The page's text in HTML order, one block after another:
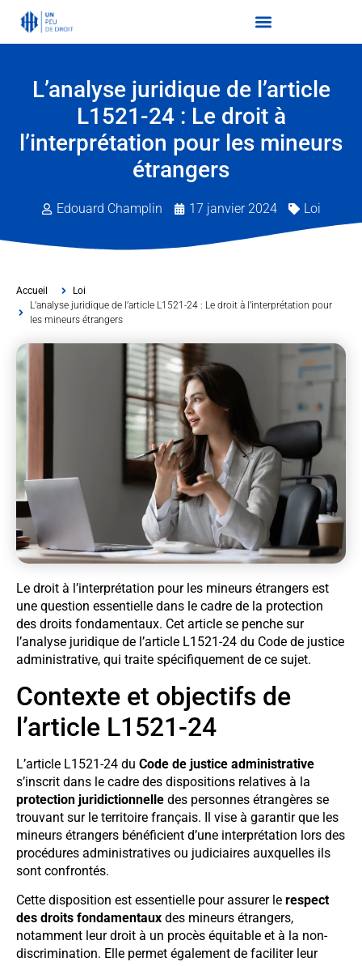
L’analyse juridique de l’article
L1521-24 : Le droit à
l’interprétation pour les mineurs
étrangers
Edouard Champlin 17 janvier 2024 Loi
Accueil
Loi
L’analyse juridique de l’article L1521-24 : Le droit à l’interprétation pour
les mineurs étrangers
Le droit à l’interprétation pour les mineurs étrangers est
une question essentielle dans le cadre de la protection
des droits fondamentaux. Cet article se penche sur
l’analyse juridique de l’article L1521-24 du Code de justice
administrative, qui traite spécifiquement de ce sujet.
Contexte et objectifs de
l’article L1521-24
L’article L1521-24 du Code de justice administrative
s’inscrit dans le cadre des dispositions relatives à la
protection juridictionnelle des personnes étrangères se
trouvant sur le territoire français. Il vise à garantir que les
mineurs étrangers bénéficient d’une interprétation lors des
procédures administratives ou judiciaires auxquelles ils
sont confrontés.
Cette disposition est essentielle pour assurer le respect
des droits fondamentaux des mineurs étrangers,
notamment leur droit à un procès équitable et à la non-
discrimination. Elle permet également de faciliter leur